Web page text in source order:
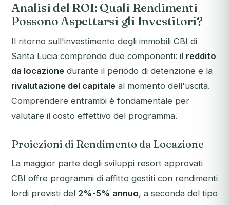
Analisi del ROI: Quali Rendimenti
Possono Aspettarsi gli Investitori?
Il ritorno sull'investimento degli immobili CBI di
Santa Lucia comprende due componenti: il reddito
da locazione durante il periodo di detenzione e la
rivalutazione del capitale al momento dell'uscita.
Comprendere entrambi è fondamentale per
valutare il costo effettivo del programma.
Proiezioni di Rendimento da Locazione
La maggior parte degli sviluppi resort approvati
CBI offre programmi di affitto gestiti con rendimenti
lordi previsti del 2%-5% annuo, a seconda del tipo